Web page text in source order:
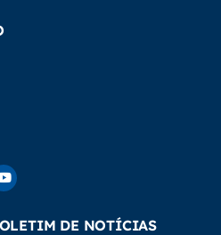
DE NOTÍCIAS